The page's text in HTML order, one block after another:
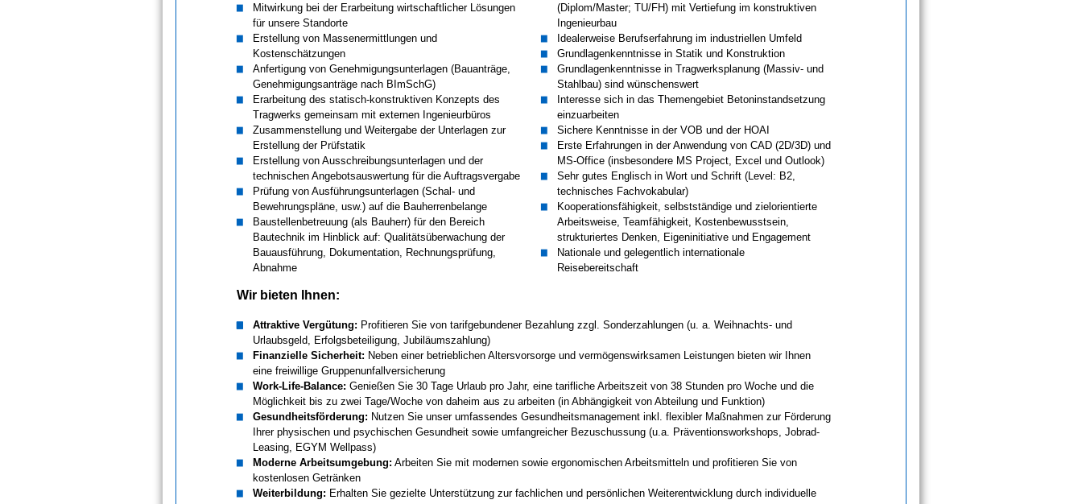
Mitwirkung bei der Erarbeitung wirtschaftlicher Lösungen
für unsere Standorte
Erstellung von Massenermittlungen und
Kostenschätzungen
Anfertigung von Genehmigungsunterlagen (Bauanträge,
Genehmigungsanträge nach BImSchG)
Erarbeitung des statisch-konstruktiven Konzepts des
Tragwerks gemeinsam mit externen Ingenieurbüros
Zusammenstellung und Weitergabe der Unterlagen zur
Erstellung der Prüfstatik
Erstellung von Ausschreibungsunterlagen und der
technischen Angebotsauswertung für die Auftragsvergabe
Prüfung von Ausführungsunterlagen (Schal- und
Bewehrungspläne, usw.) auf die Bauherrenbelange
Baustellenbetreuung (als Bauherr) für den Bereich
Bautechnik im Hinblick auf: Qualitätsüberwachung der
Bauausführung, Dokumentation, Rechnungsprüfung,
Abnahme
(Diplom/Master; TU/FH) mit Vertiefung im konstruktiven
Ingenieurbau
Idealerweise Berufserfahrung im industriellen Umfeld
Grundlagenkenntnisse in Statik und Konstruktion
Grundlagenkenntnisse in Tragwerksplanung (Massiv- und
Stahlbau) sind wünschenswert
Interesse sich in das Themengebiet Betoninstandsetzung
einzuarbeiten
Sichere Kenntnisse in der VOB und der HOAI
Erste Erfahrungen in der Anwendung von CAD (2D/3D) und
MS-Office (insbesondere MS Project, Excel und Outlook)
Sehr gutes Englisch in Wort und Schrift (Level: B2,
technisches Fachvokabular)
Kooperationsfähigkeit, selbstständige und zielorientierte
Arbeitsweise, Teamfähigkeit, Kostenbewusstsein,
strukturiertes Denken, Eigeninitiative und Engagement
Nationale und gelegentlich internationale
Reisebereitschaft
Wir bieten Ihnen:
Attraktive Vergütung: Profitieren Sie von tarifgebundener Bezahlung zzgl. Sonderzahlungen (u. a. Weihnachts- und
Urlaubsgeld, Erfolgsbeteiligung, Jubiläumszahlung)
Finanzielle Sicherheit: Neben einer betrieblichen Altersvorsorge und vermögenswirksamen Leistungen bieten wir Ihnen
eine freiwillige Gruppenunfallversicherung
Work-Life-Balance: Genießen Sie 30 Tage Urlaub pro Jahr, eine tarifliche Arbeitszeit von 38 Stunden pro Woche und die
Möglichkeit bis zu zwei Tage/Woche von daheim aus zu arbeiten (in Abhängigkeit von Abteilung und Funktion)
Gesundheitsförderung: Nutzen Sie unser umfassendes Gesundheitsmanagement inkl. flexibler Maßnahmen zur Förderung
Ihrer physischen und psychischen Gesundheit sowie umfangreicher Bezuschussung (u.a. Präventionsworkshops, Jobrad-
Leasing, EGYM Wellpass)
Moderne Arbeitsumgebung: Arbeiten Sie mit modernen sowie ergonomischen Arbeitsmitteln und profitieren Sie von
kostenlosen Getränken
Weiterbildung: Erhalten Sie gezielte Unterstützung zur fachlichen und persönlichen Weiterentwicklung durch individuelle